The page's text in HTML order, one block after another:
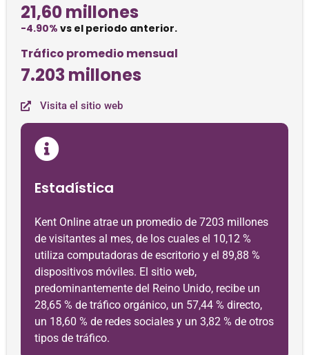
21,60 millones
-4.90% vs el periodo anterior.
Tráfico promedio mensual
7.203 millones
Visita el sitio web
Estadística
Kent Online atrae un promedio de 7203 millones
de visitantes al mes, de los cuales el 10,12 %
utiliza computadoras de escritorio y el 89,88 %
dispositivos móviles. El sitio web,
predominantemente del Reino Unido, recibe un
28,65 % de tráfico orgánico, un 57,44 % directo,
un 18,60 % de redes sociales y un 3,82 % de otros
tipos de tráfico.